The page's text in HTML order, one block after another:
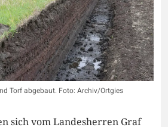
Torf abgebaut. Foto: Archiv/Ortgies
sich vom Landesherren Graf